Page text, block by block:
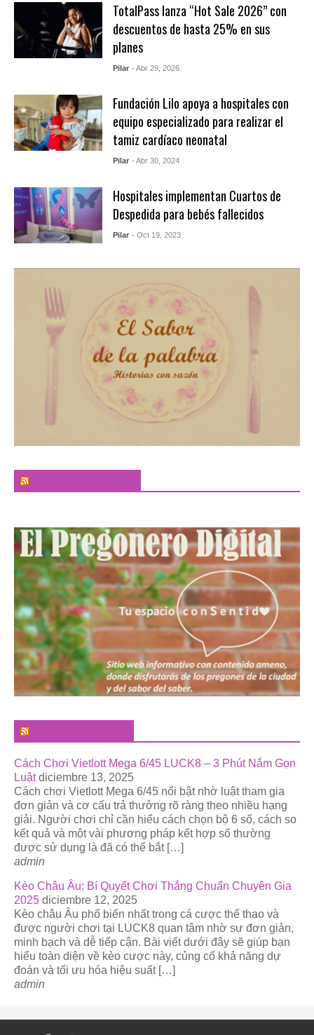
TotalPass lanza “Hot Sale 2026” con
descuentos de hasta 25% en sus
planes
Pilar - Abr 29, 2026
Fundación Lilo apoya a hospitales con
equipo especializado para realizar el
tamiz cardíaco neonatal
Pilar - Abr 30, 2024
Hospitales implementan Cuartos de
Despedida para bebés fallecidos
Pilar - Oct 19, 2023
Cách Chơi Vietlott Mega 6/45 LUCK8 – 3 Phút Nắm Gọn
Luật diciembre 13, 2025
Cách chơi Vietlott Mega 6/45 nổi bật nhờ luật tham gia
đơn giản và cơ cấu trả thưởng rõ ràng theo nhiều hạng
giải. Người chơi chỉ cần hiểu cách chọn bộ 6 số, cách so
kết quả và một vài phương pháp kết hợp số thường
được sử dụng là đã có thể bắt […]
admin
Kèo Châu Âu: Bí Quyết Chơi Thắng Chuẩn Chuyên Gia
2025 diciembre 12, 2025
Kèo châu Âu phổ biến nhất trong cá cược thể thao và
được người chơi tại LUCK8 quan tâm nhờ sự đơn giản,
minh bạch và dễ tiếp cận. Bài viết dưới đây sẽ giúp bạn
hiểu toàn diện về kèo cược này, củng cố khả năng dự
đoán và tối ưu hóa hiệu suất […]
admin